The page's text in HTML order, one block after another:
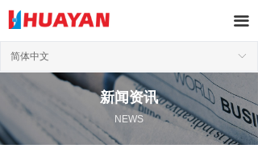
ꀅ
简体中文
끀
新闻资讯
NEWS